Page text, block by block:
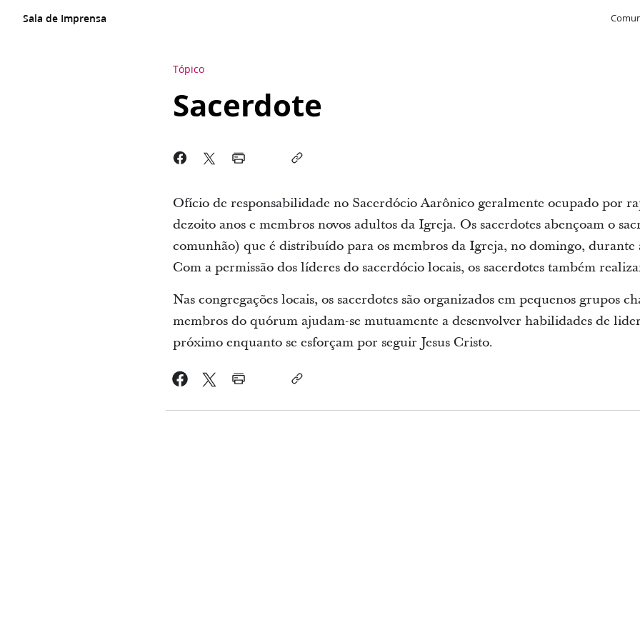
Sala de Imprensa
Tópico
Sacerdote
Ofício de responsabilidade no Sacerdócio Aarônico geralmente ocupado por
dezoito anos e membros novos adultos da Igreja. Os sacerdotes abençoam o
comunhão) que é distribuído para os membros da Igreja, no domingo, durante
Com a permissão dos líderes do sacerdócio locais, os sacerdotes também
Nas congregações locais, os sacerdotes são organizados em pequenos grupos
membros do quórum ajudam-se mutuamente a desenvolver habilidades de
próximo enquanto se esforçam por seguir Jesus Cristo.